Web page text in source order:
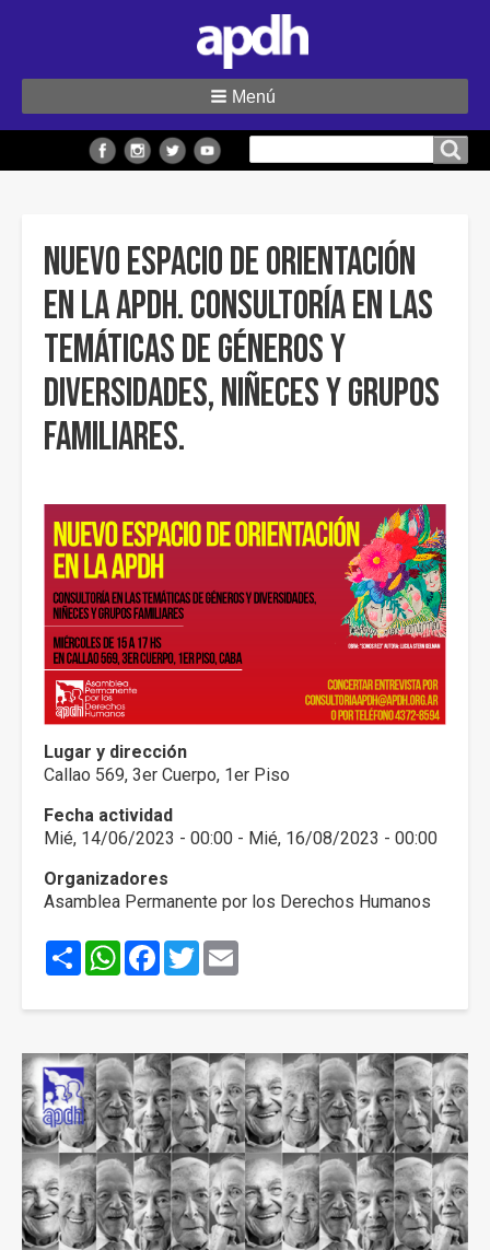
sitio
Menú
Nuevo espacio de orientación
en la APDH. Consultoría en las
temáticas de géneros y
diversidades, niñeces y grupos
familiares.
Lugar y dirección
Callao 569, 3er Cuerpo, 1er Piso
Fecha actividad
Mié, 14/06/2023 - 00:00 - Mié, 16/08/2023 - 00:00
Organizadores
Asamblea Permanente por los Derechos Humanos
ShareWhatsApp
Facebook
Twitter